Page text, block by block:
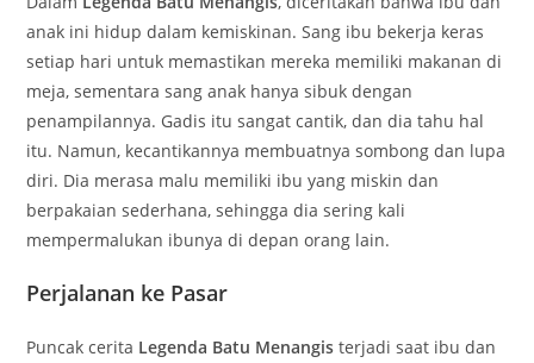
anak ini hidup dalam kemiskinan. Sang ibu bekerja keras
setiap hari untuk memastikan mereka memiliki makanan di
meja, sementara sang anak hanya sibuk dengan
penampilannya. Gadis itu sangat cantik, dan dia tahu hal
itu. Namun, kecantikannya membuatnya sombong dan lupa
diri. Dia merasa malu memiliki ibu yang miskin dan
berpakaian sederhana, sehingga dia sering kali
mempermalukan ibunya di depan orang lain.
Perjalanan ke Pasar
Puncak cerita Legenda Batu Menangis terjadi saat ibu dan